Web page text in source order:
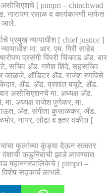
असोसिएशचे [ pimpri – chinchwad
रसाळ व कार्यकारणी मार्फत
आले.
प्रमुख न्यायाधीश [ chief justice ]
मा. आर. एम. गिरी साहेब
प्रसंगी पिंपरी चिंचवड ॲड. बार
सचिव ॲड. गणेश शिंदे, सहसचिव
काळजे, ऑडिटर ॲड. राजेश रणपिसे
ॲड. ॲड. प्रशांत बचूटे, ॲड.
असोसिएशनचे मा. अध्यक्ष ॲड.
मा. अध्यक्ष राजेश पुणेकर, मा.
ॲड. संगीता कुसाळकर, ॲड.
नायर, लोढा व इतर वकील [
यांचा फुलांच्या कुंड्या देऊन सत्कार
कडुनिंबाची झाडे लावण्यात
महानगरपालिकेचे [ pimpri –
सहकार्य लाभले.